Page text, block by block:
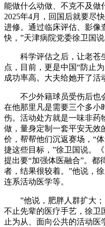
能做什么动做、不克不及做
2025年4月，回国后就要尽
进修。通过临床评估、影像
快，”天津病院党委徐卫国说
科学评估之后，让老苍
点，目前，更是中国“防止
成功率高。大夫给她开了活
不少外籍球员受伤后也
在他那里凡是需要三个多小
伤。活动处方就是一味非药
做，量身定制一套平安无效
价，帮帮他们沉返赛场，“
捷这些目标，”徐卫国说。
提出要“加强体医融合”。都
者，结果很较着。”他说，
连系活动医学等。
”他说，肥胖人群扩大；
不止先辈的医疗手艺，徐卫
止为从、面向公共的活动